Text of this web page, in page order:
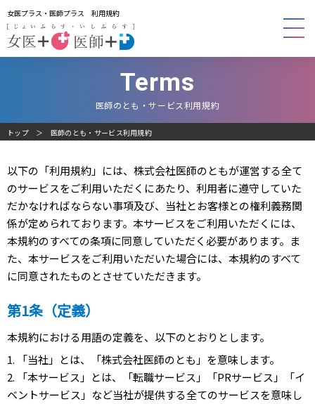
女医プラス・医師プラス 利用規約
Terms
医師のとも・サービス利用規約
トップ 医師のとも・サービス利用規約
以下の「利用規約」には、株式会社医師のともが運営する全て
のサービスをご利用いただくにあたり、利用者に遵守していた
だかなければならない事項及び、当社とお客様との権利義務関
係が定められております。本サービスをご利用いただくには、
本規約のすべての条項に同意していただく必要があります。ま
た、本サービスをご利用いただいた場合には、本規約のすべて
に同意されたものとさせていただきます。
第1条（定義）
本規約における用語の定義を、以下のとおりとします。
1. 「当社」とは、「株式会社医師のとも」を意味します。
2. 「本サービス」とは、「転職サービス」「PRサービス」「イ
ベントサービス」など当社が提供する全てのサービスを意味し